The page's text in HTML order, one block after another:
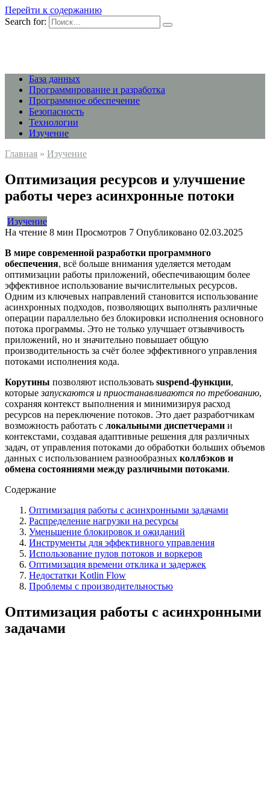
Перейти к содержанию
Search for:
База данных
Программирование и разработка
Программное обеспечение
Безопасность
Технологии
Изучение
Главная » Изучение
Оптимизация ресурсов и улучшение
работы через асинхронные потоки
Изучение
На чтение 8 мин Просмотров 7 Опубликовано 02.03.2025
В мире современной разработки программного
обеспечения, всё больше внимания уделяется методам
оптимизации работы приложений, обеспечивающим более
эффективное использование вычислительных ресурсов.
Одним из ключевых направлений становится использование
асинхронных подходов, позволяющих выполнять различные
операции параллельно без блокировки исполнения основного
потока программы. Это не только улучшает отзывчивость
приложений, но и значительно повышает общую
производительность за счёт более эффективного управления
потоками исполнения кода.
Корутины позволяют использовать suspend-функции,
которыезапускаются и приостанавливаются по требованию,
сохраняя контекст выполнения и минимизируя расход
ресурсов на переключение потоков. Это дает разработчикам
возможность работать с локальными диспетчерами и
контекстами, создавая адаптивные решения для различных
задач, от управления потоками до обработки больших объемов
данных с использованием разнообразных коллбэков и
обмена состояниями между различными потоками.
Содержание
Оптимизация работы с асинхронными задачами
Распределение нагрузки на ресурсы
Уменьшение блокировок и ожиданий
Инструменты для эффективного управления
Использование пулов потоков и воркеров
Оптимизация времени отклика и задержек
Недостатки Kotlin Flow
Проблемы с производительностью
Оптимизация работы с асинхронными
задачами